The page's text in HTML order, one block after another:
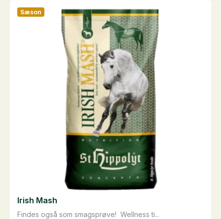
Sæson
Findes også som smagsprøve! Wellness ti...
Irish Mash